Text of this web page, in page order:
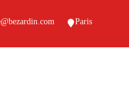
Paris